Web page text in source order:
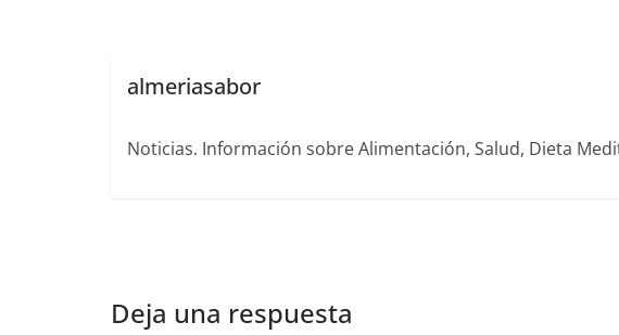
almeriasabor
Noticias. Información sobre Alimentación, Salud, Dieta
Deja una respuesta